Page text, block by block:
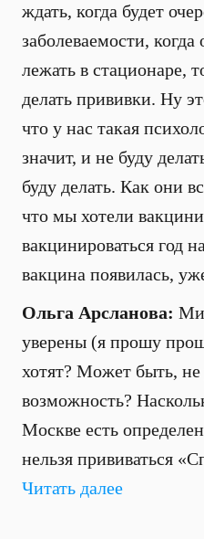
ждать, когда будет
заболеваемости, когда
лежать в стационаре,
делать прививки. Ну
что у нас такая
значит, и не буду
буду делать. Как они
что мы хотели
вакцинироваться год
вакцина появилась,
Ольга Арсланова:
уверены (я прошу
хотят? Может быть, не
возможность?
Москве есть
нельзя прививаться
Читать далее